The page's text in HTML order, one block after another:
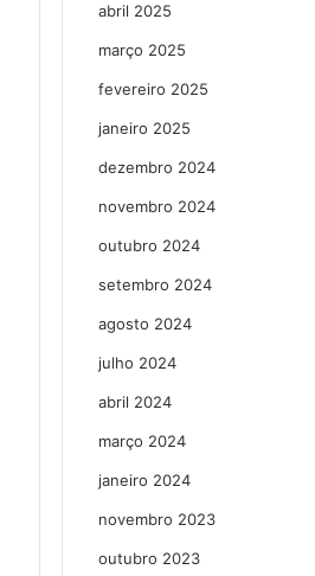
abril 2025
março 2025
fevereiro 2025
janeiro 2025
dezembro 2024
novembro 2024
outubro 2024
setembro 2024
agosto 2024
julho 2024
abril 2024
março 2024
janeiro 2024
novembro 2023
outubro 2023